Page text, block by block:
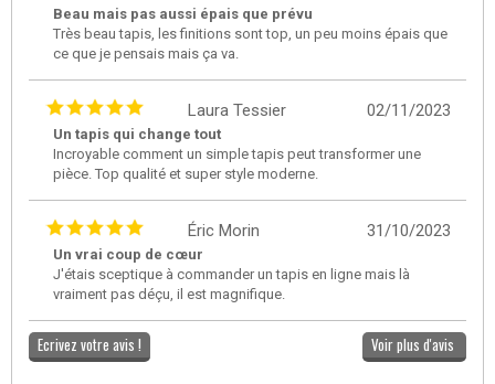
Beau mais pas aussi épais que prévu
Très beau tapis, les finitions sont top, un peu moins épais que
ce que je pensais mais ça va.
02/11/2023
Laura Tessier
Un tapis qui change tout
Incroyable comment un simple tapis peut transformer une
pièce. Top qualité et super style moderne.
31/10/2023
Éric Morin
Un vrai coup de cœur
J'étais sceptique à commander un tapis en ligne mais là
vraiment pas déçu, il est magnifique.
Ecrivez votre avis ! Voir plus d'avis